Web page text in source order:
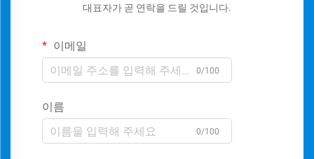
대표자가 곧 연락을 드릴 것입니다.
이메일
0/100
이름
0/100